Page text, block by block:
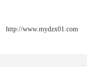
http://www.mydzx01.com